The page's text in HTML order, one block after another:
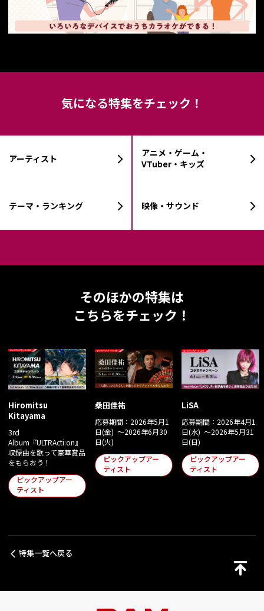
気になる特集をチェック！
アーティスト
アニメ・ゲーム・
VTuber・キッズ
テーマ・ランキング 映像・サウンド
そのほかの特集は
こちらをチェック！
Hiromitsu
Kitayama
3rd
Album『ULTRActi:on』
収録曲を歌って豪華賞品
をもらおう！
ピックアップアー
ティスト
桑田佳祐
応募期間：2026年5月1
日(金) ～2026年6月30
日(火)
ピックアップアー
ティスト
LiSA
応募期間：2026年4月1
日(水) ～2026年5月31
日(日)
ピックアップアー
ティスト
特集一覧へ戻る